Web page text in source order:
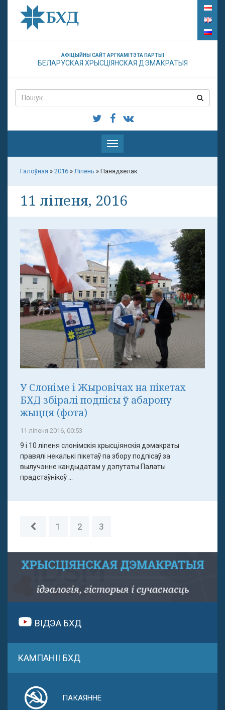
АФІЦЫЙНЫ САЙТ АРГКАМІТЭТА ПАРТЫІ
БЕЛАРУСКАЯ ХРЫСЦІЯНСКАЯ ДЭМАКРАТЫЯ
Паказаць
меню
Галоўная » 2016 » Ліпень » Панядзелак
11 ліпеня, 2016
У Слоніме і Жыровічах на пікетах
БХД збіралі подпісы ў абарону
жыцця (фота)
11 ліпеня 2016, 00:53
9 і 10 ліпеня слонімскія хрысціянскія дэмакраты
правялі некалькі пікетаў па збору подпісаў за
вылучэнне кандыдатам у дэпутаты Палаты
прадстаўнікоў ...
1 2 3
ВІДЭА БХД
КАМПАНІІ БХД
ПАКАЯННЕ